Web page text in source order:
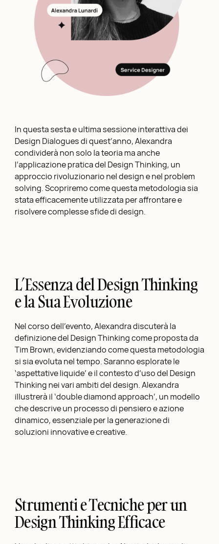
In questa sesta e ultima sessione interattiva dei
Design Dialogues di quest’anno, Alexandra
condividerà non solo la teoria ma anche
l’applicazione pratica del Design Thinking, un
approccio rivoluzionario nel design e nel problem
solving. Scopriremo come questa metodologia sia
stata efficacemente utilizzata per affrontare e
risolvere complesse sfide di design.
L’Essenza del Design Thinking
e la Sua Evoluzione
Nel corso dell’evento, Alexandra discuterà la
definizione del Design Thinking come proposta da
Tim Brown, evidenziando come questa metodologia
si sia evoluta nel tempo. Saranno esplorate le
‘aspettative liquide’ e il contesto d’uso del Design
Thinking nei vari ambiti del design. Alexandra
illustrerà il ‘double diamond approach’, un modello
che descrive un processo di pensiero e azione
dinamico, essenziale per la generazione di
soluzioni innovative e creative.
Strumenti e Tecniche per un
Design Thinking Efficace